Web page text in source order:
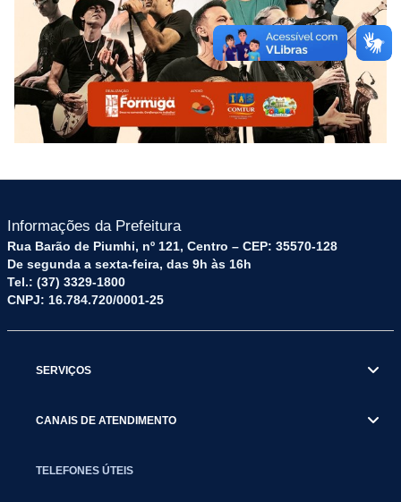
Informações da Prefeitura
Rua Barão de Piumhi, nº 121, Centro – CEP: 35570-128
De segunda a sexta-feira, das 9h às 16h
Tel.: (37) 3329-1800
CNPJ: 16.784.720/0001-25
SERVIÇOS
CANAIS DE ATENDIMENTO
TELEFONES ÚTEIS